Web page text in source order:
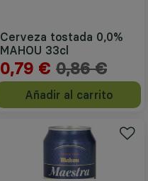
Cerveza tostada 0,0%
MAHOU 33cl
0,79 € 0,86 €
Añadir al carrito